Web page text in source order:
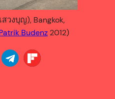
วงบุญ), Bangkok,
Budenz 2012)